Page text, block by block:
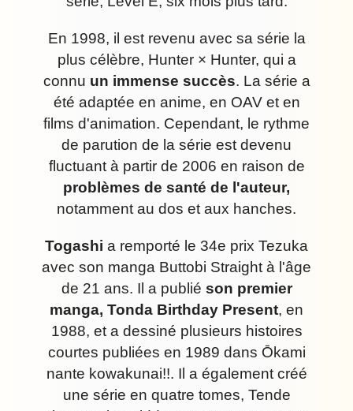
En 1998, il est revenu avec sa série la
plus célèbre, Hunter × Hunter, qui a
connu un immense succès. La série a
été adaptée en anime, en OAV et en
films d'animation. Cependant, le rythme
de parution de la série est devenu
fluctuant à partir de 2006 en raison de
problèmes de santé de l'auteur,
notamment au dos et aux hanches.
Togashi a remporté le 34e prix Tezuka
avec son manga Buttobi Straight à l'âge
de 21 ans. Il a publié son premier
manga, Tonda Birthday Present, en
1988, et a dessiné plusieurs histoires
courtes publiées en 1989 dans Ōkami
nante kowakunai!!. Il a également créé
une série en quatre tomes, Tende